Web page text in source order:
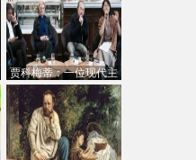
贾科梅蒂：一位现代主
义的“当代”艺术家